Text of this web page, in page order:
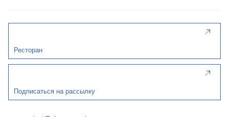
Ресторан
Подписаться на рассылку